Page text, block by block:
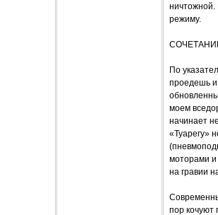
ничтожной.
режиму.
По
проедешь и
моем
начинает
«Туарегу»
моторами и
на гравии
пор кочуют